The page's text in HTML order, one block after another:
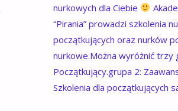
nurkowych dla Ciebie
“Pirania” prowadzi szkolenia
początkujących oraz nurków
nurkowe.Można wyróżnić trzy
Początkujący.grupa 2:
Szkolenia dla początkujących